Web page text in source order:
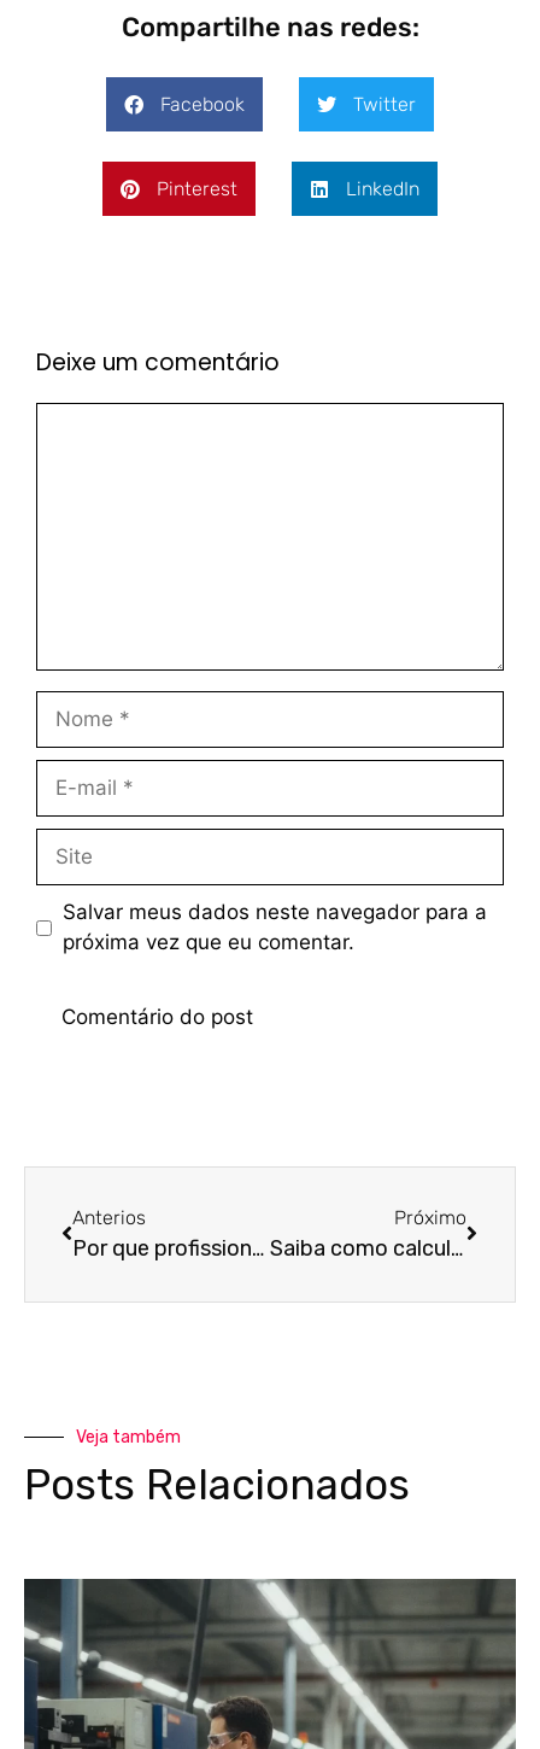
Compartilhe nas redes:
Facebook Twitter
Pinterest LinkedIn
Deixe um comentário
Salvar meus dados neste navegador para a
próxima vez que eu comentar.
Anterios
Por que profissionais liberais precisam do planejamento tributário?
Próximo
Saiba como calcular o IRPF agora mesmo!
Veja também
Posts Relacionados